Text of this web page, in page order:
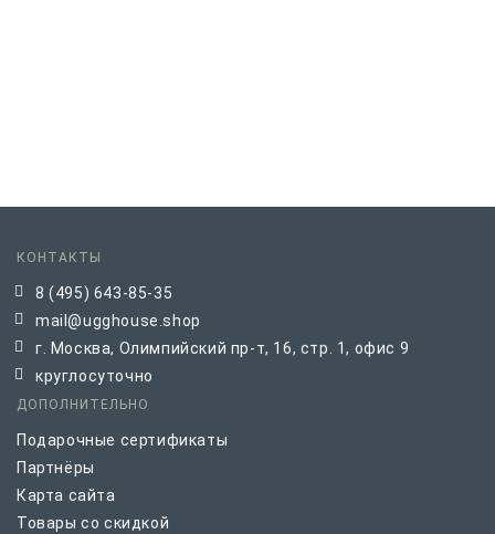
КОНТАКТЫ
8 (495) 643-85-35
mail@ugghouse.shop
г. Москва, Олимпийский пр-т, 16, стр. 1, офис 9
круглосуточно
ДОПОЛНИТЕЛЬНО
Подарочные сертификаты
Партнёры
Карта сайта
Товары со скидкой